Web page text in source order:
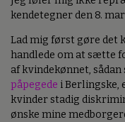
kendetegner den 8.
Lad mig først gøre det
handlede om at sætte
af kvindekønnet,
påpegede i Berlingske,
kvinder stadig
ønske mine